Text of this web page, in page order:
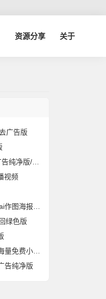
资源分享 关于
广告版
/海量资源
视频
海报编辑
绿色版
小说阅读听书
告纯净版